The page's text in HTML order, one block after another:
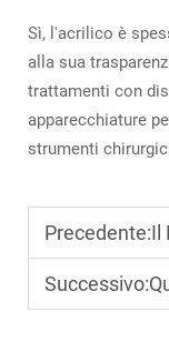
Sì, l'acrilico è
alla sua
trattamenti con
apparecchiature
strumenti
Precedente:Il
Successivo:Quali